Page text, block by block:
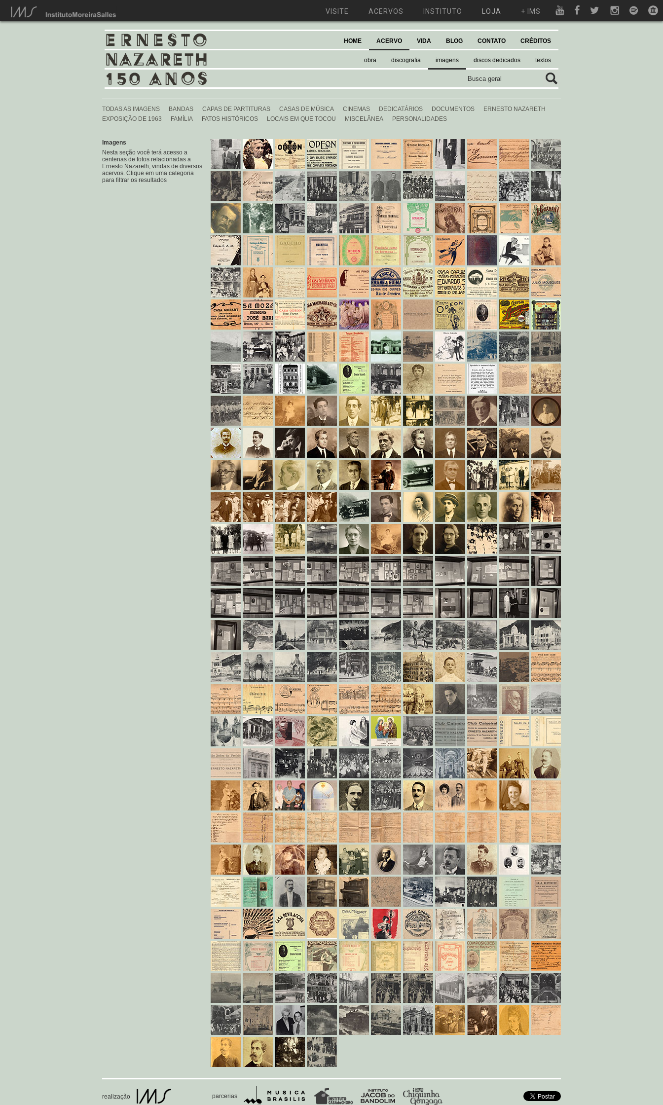
VISITE ACERVOS INSTITUTO LOJA + IMS
HOME ACERVO
obra discografia imagens discos dedicados textos
VIDA BLOG CONTATO CRÉDITOS
TODAS AS IMAGENS BANDAS CAPAS DE PARTITURAS CASAS DE MÚSICA CINEMAS DEDICATÁRIOS DOCUMENTOS
ERNESTO NAZARETH
EXPOSIÇÃO DE 1963
FAMÍLIA FATOS HISTÓRICOS LOCAIS EM QUE TOCOU MISCELÂNEA PERSONALIDADES
Imagens
Nesta seção você terá acesso a
centenas de fotos relacionadas a
Ernesto Nazareth, vindas de diversos
acervos. Clique em uma categoria
para filtrar os resultados
realização parcerias